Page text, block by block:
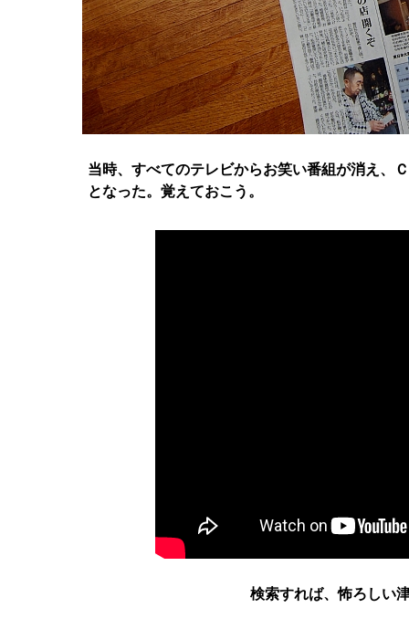
当時、すべてのテレビからお笑い番組が消え、
となった。覚えておこう。
検索すれば、怖ろしい